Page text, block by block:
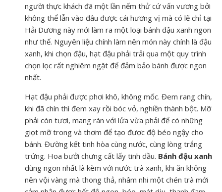
người thực khách đã một lần nếm thử cứ vấn vương bởi
không thể lẫn vào đâu được cái hương vị mà có lẽ chỉ tại
Hải Dương này mới làm ra một loại bánh đậu xanh ngon
như thế. Nguyên liệu chính làm nên món này chính là đậu
xanh, khi chọn đậu, hạt đậu phải trải qua một quy trình
chọn lọc rất nghiêm ngặt để đảm bảo bánh được ngon
nhất.
Hạt đậu phải được phơi khô, không mốc. Đem rang chín,
khi đã chín thì đem xay rồi bóc vỏ, nghiền thành bột. Mỡ
phải còn tươi, mang rán với lửa vừa phải để có những
giọt mỡ trong và thơm để tạo được độ béo ngậy cho
bánh. Đường kết tinh hòa cùng nước, cùng lòng trắng
trứng. Hoa bưởi chưng cất lấy tinh dầu. Bánh đậu xanh
dùng ngon nhất là kèm với nước trà xanh, khi ăn không
nên vội vàng mà thong thả, nhâm nhi một chén trà mới